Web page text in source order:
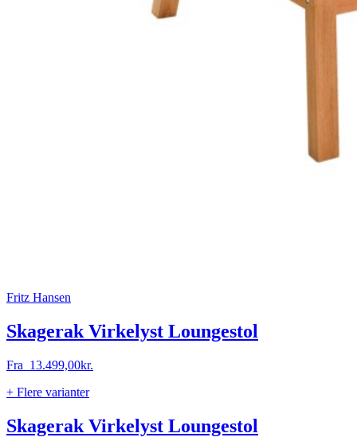
Fritz Hansen
Skagerak Virkelyst Loungestol
Fra 13.499,00kr.
+ Flere varianter
Skagerak Virkelyst Loungestol